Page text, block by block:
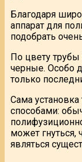
Благодаря
аппарат для
подобрать
По цвету
черные. Особо
только
Сама
способами:
может гнуться,
являться